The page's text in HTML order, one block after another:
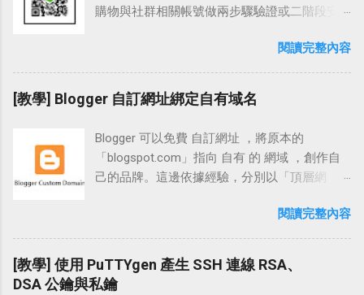
購物與社群相關帳號做兩步驟驗證或二階段安
Outlook.com、Yahoo、露天、淘寶與這裡要介
紹的 LINE。 LINE 除了支援行動裝置 APP 安裝
外，也可下載電腦桌機版安裝登入。 電腦版 的
LINE 介面支援電子郵件與行動條碼登入，建議
」，在外臨時需要或借用電腦時相當方便，也
可免去電腦中毒或被安插木馬而導致帳號密碼
被竊的風險。 在設定時我們會開啟 LINE APP 中
的「允許自其他裝置登入」，並使用 APP 給的
下就是相關的操作流程。 相關連結 LINE 官方網
站：各型裝置下載連結「 http://line.me/zh-
閱讀完整內容
[教學] Blogger 自訂網址綁定自有域名
Blogger 可以免費 自訂網址 ，將原本的
「blogspot.com」指向 自有 的 網域 ，創作自
己的品牌。這邊依據經驗，分別以「頂層網
說明；而在「DNS 平台」的設置部份，則以
「Namecheap」做完整的步驟說明。 在
Blogger 綁網址 前，必需要有自己的 網址 才能
做網址綁定的動作，也就是說必需先購買網
閱讀完整內容
[教學] 使用 PuTTYgen 產生 SSH 連線 RSA、
DSA 公鑰與私鑰